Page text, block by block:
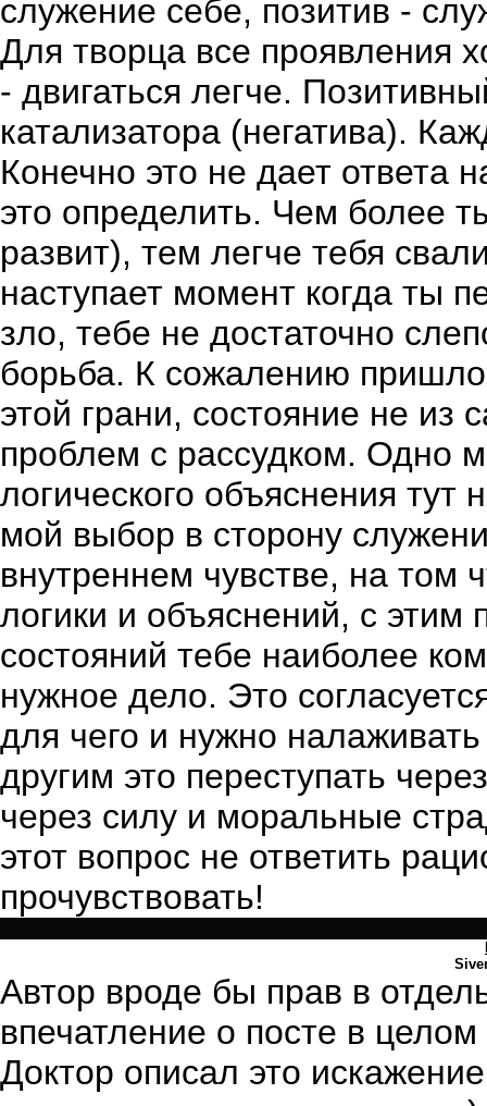
служение себе, позитив -
Для творца все проявления
- двигаться легче.
катализатора (негатива).
Конечно это не дает ответа
это определить. Чем более
развит), тем легче тебя
наступает момент когда ты
зло, тебе не достаточно
борьба. К сожалению
этой грани, состояние не
проблем с рассудком. Одно
логического объяснения
мой выбор в сторону
внутреннем чувстве, на том
логики и объяснений, с этим
состояний тебе наиболее
нужное дело. Это
для чего и нужно
другим это переступать
через силу и моральные
этот вопрос не ответить
прочувствовать!
Автор вроде бы прав в
впечатление о посте в
Доктор описал это